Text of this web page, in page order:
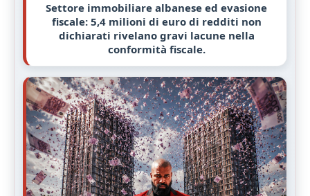
Settore immobiliare albanese ed evasione
fiscale: 5,4 milioni di euro di redditi non
dichiarati rivelano gravi lacune nella
conformità fiscale.